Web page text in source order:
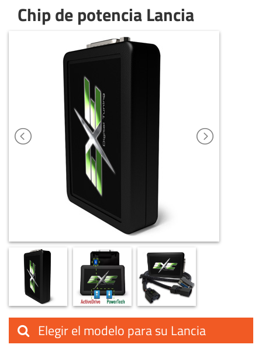
Chip de potencia Lancia
Elegir el modelo para su Lancia